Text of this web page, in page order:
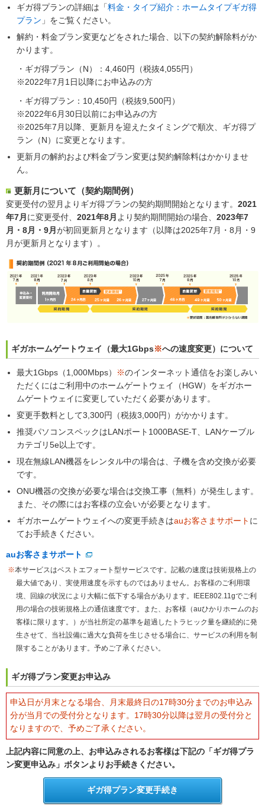
ギガ得プランの詳細は「 料金・タイプ紹介：ホームタイプギガ得
プラン 」をご覧ください。
解約・料金プラン変更などをされた場合、以下の契約解除料がか
かります。
・ギガ得プラン（N）：4,460円（税抜4,055円）
※2022年7月1日以降にお申込みの方
・ギガ得プラン：10,450円（税抜9,500円）
※2022年6月30日以前にお申込みの方
※2025年7月以降、更新月を迎えたタイミングで順次、ギガ得プ
ラン（N）に変更となります。
更新月の解約および料金プラン変更は契約解除料はかかりませ
ん。
更新月について（契約期間例）
変更受付の翌月よりギガ得プランの契約期間開始となります。 2021
年7月 に変更受付、 2021年8月 より契約期間開始の場合、 2023年7
月・8月・9月 が初回更新月となります（以降は2025年7月・8月・9
月が更新月となります）。
ギガホームゲートウェイ（最大1Gbps ※への速度変更）について
最大1Gbps（1,000Mbps） ※のインターネット通信をお楽しみい
ただくにはご利用中のホームゲートウェイ（HGW）をギガホー
ムゲートウェイに変更していただく必要があります。
変更手数料として3,300円（税抜3,000円）がかかります。
推奨パソコンスペックはLANポート1000BASE-T、LANケーブル
カテゴリ5e以上です。
現在無線LAN機器をレンタル中の場合は、子機を含め交換が必要
です。
ONU機器の交換が必要な場合は交換工事（無料）が発生します。
また、その際にはお客様の立会いが必要となります。
ギガホームゲートウェイへの変更手続きはauお客さまサポート に
てお手続きください。
auお客さまサポート
※本サービスはベストエフォート型サービスです。記載の速度は技術規格上の
最大値であり、実使用速度を示すものではありません。お客様のご利用環
境、回線の状況により大幅に低下する場合があります。IEEE802.11gでご利
用の場合の技術規格上の通信速度です。また、お客様（auひかりホームのお
客様に限ります。）が当社所定の基準を超過したトラヒック量を継続的に発
生させて、当社設備に過大な負荷を生じさせる場合に、サービスの利用を制
限することがあります。予めご了承ください。
ギガ得プラン変更お申込み
申込日が月末となる場合、月末最終日の17時30分までのお申込み
分が当月での受付分となります。17時30分以降は翌月の受付分と
なりますので、予めご了承ください。
上記内容に同意の上、お申込みされるお客様は下記の「ギガ得プラ
ン変更申込み」ボタンよりお手続きください。
ギガ得プラン変更手続き